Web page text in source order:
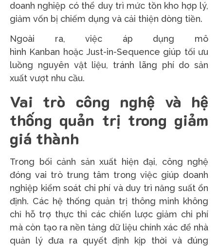
doanh nghiệp có thể duy trì mức tồn kho hợp lý,
giảm vốn bị chiếm dụng và cải thiện dòng tiền.
Ngoài ra, việc áp dụng mô
hình Kanban hoặc Just-in-Sequence giúp tối ưu
luồng nguyên vật liệu, tránh lãng phí do sản
xuất vượt nhu cầu.
Vai trò công nghệ và hệ
thống quản trị trong giảm
giá thành
Trong bối cảnh sản xuất hiện đại, công nghệ
đóng vai trò trung tâm trong việc giúp doanh
nghiệp kiểm soát chi phí và duy trì năng suất ổn
định. Các hệ thống quản trị thông minh không
chỉ hỗ trợ thực thi các chiến lược giảm chi phí
mà còn tạo ra nền tảng dữ liệu chính xác để nhà
quản lý đưa ra quyết định kịp thời và đúng